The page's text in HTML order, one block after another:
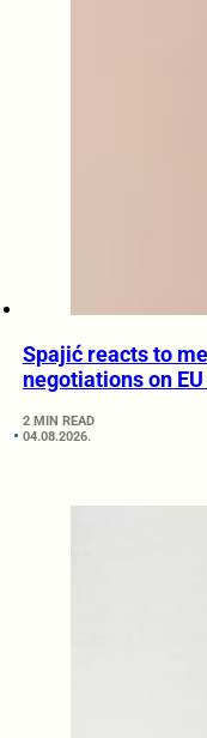
Spajić reacts to
negotiations on
2 MIN READ
04.08.2026.